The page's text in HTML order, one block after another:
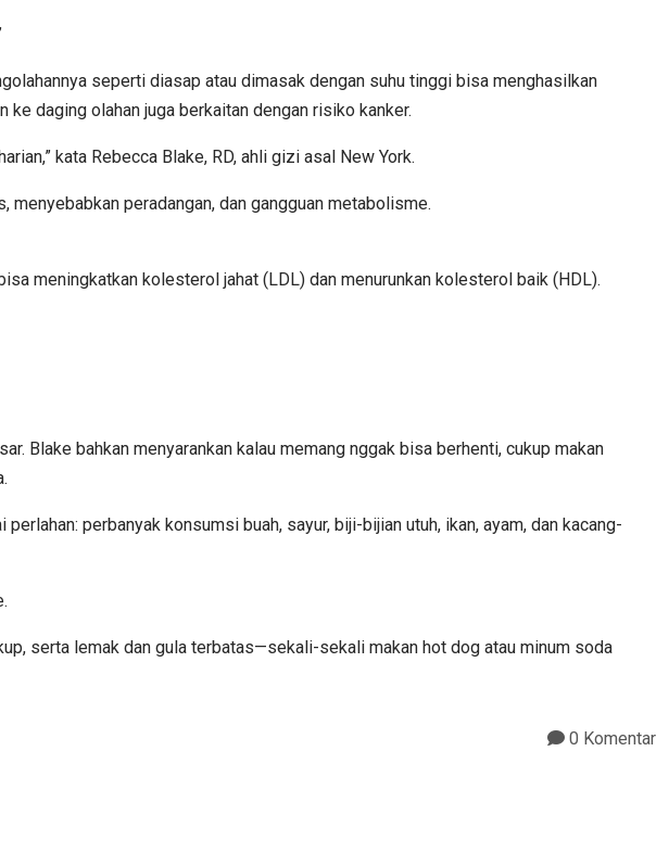
seperti diasap atau dimasak dengan suhu tinggi bisa menghasilkan
daging olahan juga berkaitan dengan risiko kanker.
kata Rebecca Blake, RD, ahli gizi asal New York.
peradangan, dan gangguan metabolisme.
meningkatkan kolesterol jahat (LDL) dan menurunkan kolesterol baik (HDL).
Blake bahkan menyarankan kalau memang nggak bisa berhenti, cukup makan
perbanyak konsumsi buah, sayur, biji-bijian utuh, ikan, ayam, dan kacang-
serta lemak dan gula terbatas—sekali-sekali makan hot dog atau minum soda
0 Komentar